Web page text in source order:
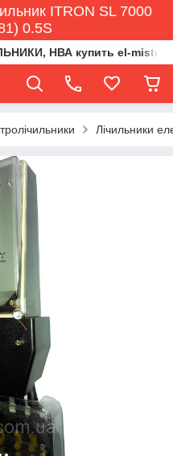
ITRON SL 7000
0.5S
НВА купить el-
Лічильники